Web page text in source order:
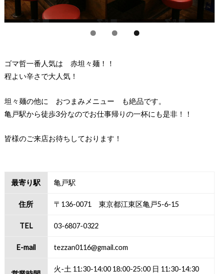
ゴマ哲一番人気は 赤坦々麺！！
程よい辛さで大人気！
坦々麺の他に おつまみメニュー も絶品です。
亀戸駅から徒歩3分なのでお仕事帰りの一杯にも是非！！
皆様のご来店お待ちしております！
最寄り駅 亀戸駅
住所 〒136-0071 東京都江東区亀戸5-6-15
TEL 03-6807-0322
E-mail tezzan0116@gmail.com
火-土 11:30-14:00 18:00-25:00 日 11:30-14:30